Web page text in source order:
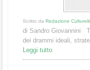
Scritto da Redazione
di Sandro Giovannini
dei drammi ideali,
Leggi tutto